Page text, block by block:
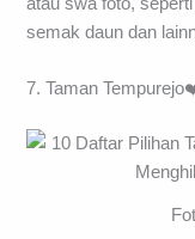
semak daun dan
7. Taman